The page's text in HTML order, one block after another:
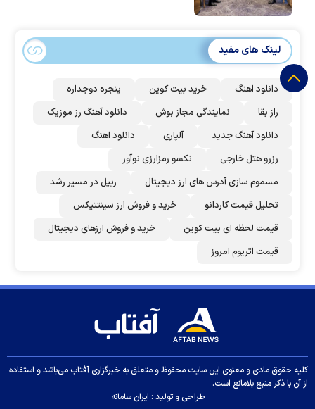
لینک های مفید
دانلود اهنگ خرید بیت کوین
پنجره دوجداره
راز بقا
نمایندگی مجاز بوش
دانلود آهنگ رز‌ موزیک
دانلود آهنگ جدید
آلپاری
دانلود اهنگ
رزرو هتل خارجی
نکسو رمزارزی نوآور
مسموم سازی آدرس های ارز دیجیتال
ریپل در مسیر رشد
تحلیل قیمت کاردانو
خرید و فروش ارز سینتتیکس
قیمت لحظه ای بیت کوین
خرید و فروش ارزهای دیجیتال
قیمت اتریوم امروز
کلیه حقوق مادی و معنوی این سایت محفوظ و متعلق به خبرگزاری آفتاب می‌باشد و استفاده
از آن با ذکر منبع بلامانع است.
طراحی و تولید : ایران سامانه